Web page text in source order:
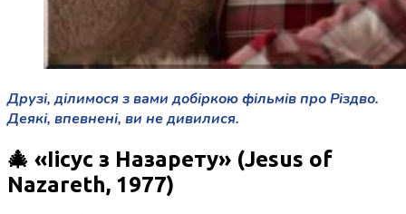
Друзі, ділимося з вами добіркою фільмів про Різдво.
Деякі, впевнені, ви не дивилися.
🎄 «Іісус з Назарету» (Jesus of
Nazareth, 1977)